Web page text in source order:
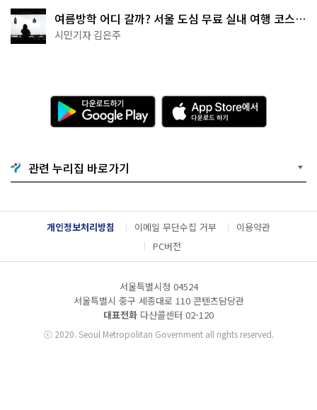
여름방학 어디 갈까? 서울 도심 무료 실내 여행 코스
추천
시민기자 김은주
다
운
로
기
G
o
g
l
e
A
p
p
e
서
다
운
관련 누리집 바로가기
개인정보처리방침 이메일 무단수집 거부
이용약관
PC버전
서울특별시청 04524
서울특별시 중구 세종대로 110 콘텐츠담당관
대표전화 다산콜센터 02-120
ⓒ2020. Seoul Metropolitan Government all rights reserved.